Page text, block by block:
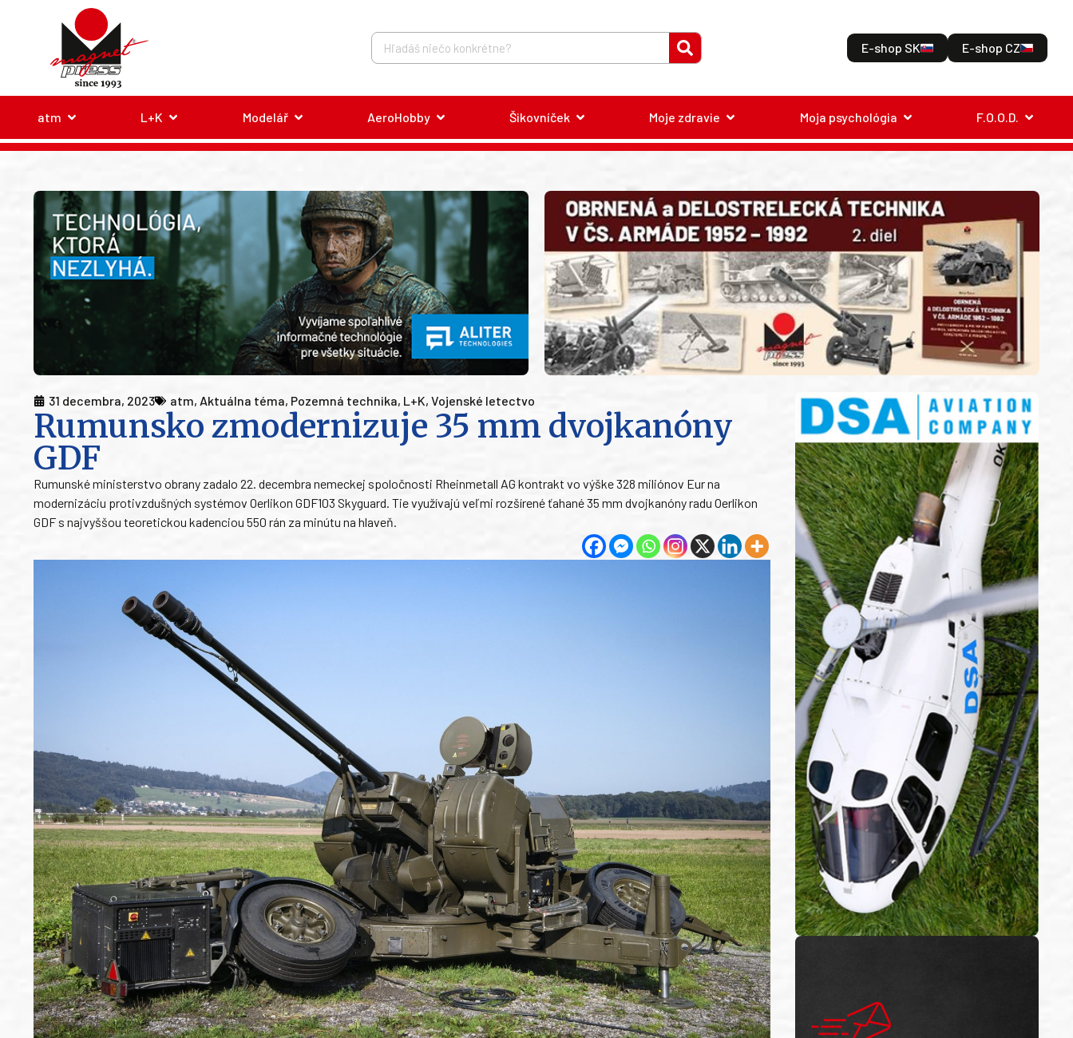
E-shop SK E-shop CZ
atm L+K Modelář AeroHobby Šikovníček Moje zdravie Moja psychológia F.O.O.D.
31 decembra, 2023 atm, Aktuálna téma, Pozemná technika, L+K, Vojenské letectvo
Rumunsko zmodernizuje 35 mm dvojkanóny
GDF
Rumunské ministerstvo obrany zadalo 22. decembra nemeckej spoločnosti Rheinmetall AG kontrakt vo výške 328 miliónov Eur na
modernizáciu protivzdušných systémov Oerlikon GDF103 Skyguard. Tie využívajú veľmi rozšírené ťahané 35 mm dvojkanóny radu Oerlikon
GDF s najvyššou teoretickou kadenciou 550 rán za minútu na hlaveň.